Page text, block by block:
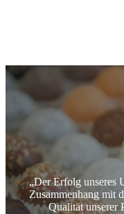
„Der Erfolg unseres
Zusammenhang mit
Qualität unserer